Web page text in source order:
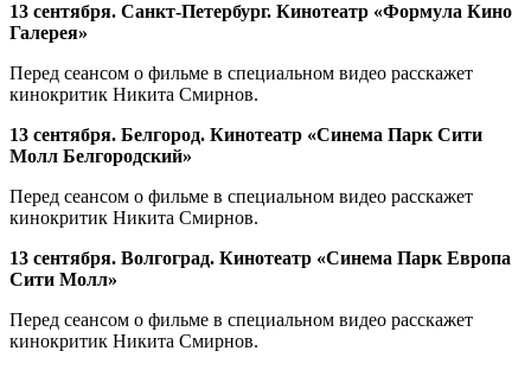
13 сентября. Санкт-Петербург. Кинотеатр «Формула Кино
Галерея»
Перед сеансом о фильме в специальном видео расскажет
кинокритик Никита Смирнов.
13 сентября. Белгород. Кинотеатр «Синема Парк Сити
Молл Белгородский»
Перед сеансом о фильме в специальном видео расскажет
кинокритик Никита Смирнов.
13 сентября. Волгоград. Кинотеатр «Синема Парк Европа
Сити Молл»
Перед сеансом о фильме в специальном видео расскажет
кинокритик Никита Смирнов.